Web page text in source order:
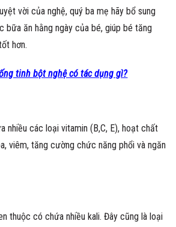
vời của nghệ, quý ba mẹ hãy bổ sung
bữa ăn hằng ngày của bé, giúp bé tăng
hơn.
tinh bột nghệ có tác dụng gì?
nhiều các loại vitamin (B,C, E), hoạt chất
viêm, tăng cường chức năng phổi và ngăn
thuộc có chứa nhiều kali. Đây cũng là loại